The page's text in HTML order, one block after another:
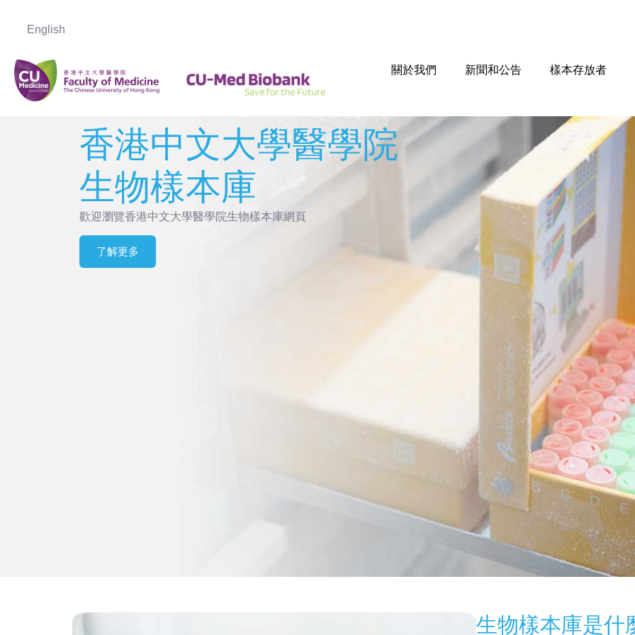
English
關於我們 新聞和公告 樣本存放者
香港中文大學醫學院
生物樣本庫
歡迎瀏覽香港中文大學醫學院生物樣本庫網頁
了解更多
生物樣本庫是什